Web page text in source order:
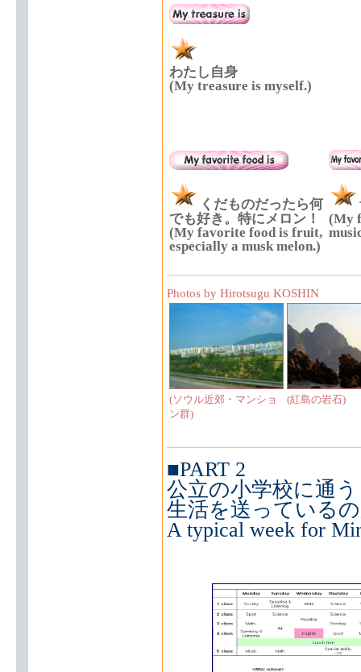
わたし自身
(My treasure is myself.)
くだものだったら何
でも好き。特にメロン！
(My favorite food is fruit,
especially a musk melon.)
(My
Photos by Hirotsugu KOSHIN
(ソウル近郊・マンショ
ン群)
(紅島の岩石)
■PART 2
公立の小学校に通
生活を送っている
A typical week for